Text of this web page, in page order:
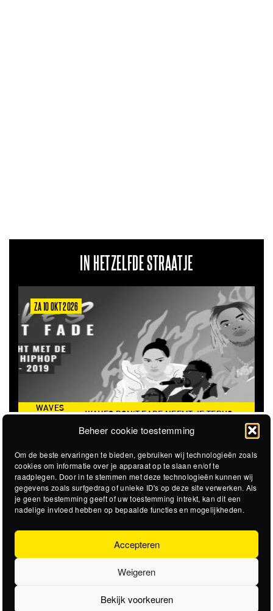
Beheer cookie toestemming
Om de beste ervaringen te bieden, gebruiken wij technologieën zoals
cookies om informatie over je apparaat op te slaan en/of te
raadplegen. Door in te stemmen met deze technologieën kunnen wij
gegevens zoals surfgedrag of unieke ID's op deze site verwerken. Als
je geen toestemming geeft of uw toestemming intrekt, kan dit een
nadelige invloed hebben op bepaalde functies en mogelijkheden.
Accepteren
Weigeren
Bekijk voorkeuren
IN HETZELFDE STRAATJE
WAVES DON'T FADE NEEMT JE TERUG
NAAR DE ICONISCHE ZOMER VAN 2016
ZA 6 MRT 2027
THE